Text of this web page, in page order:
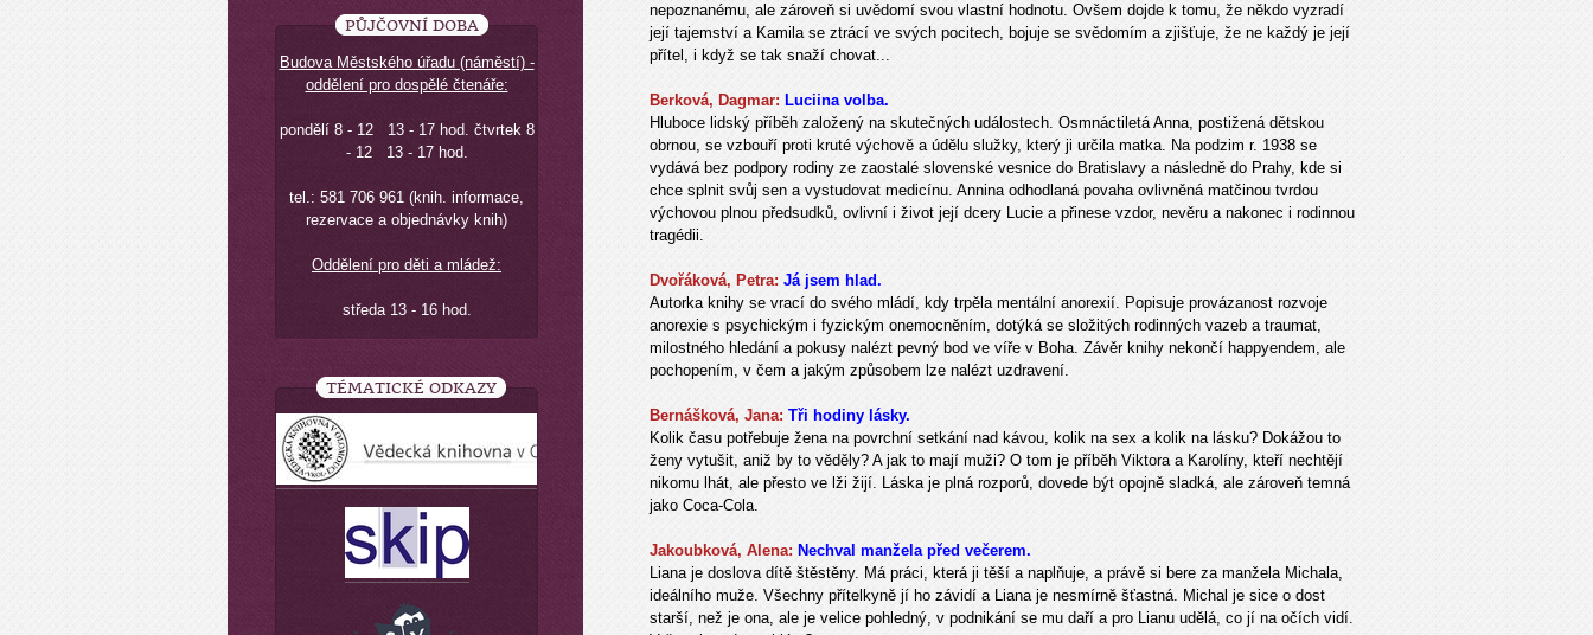
nepoznanému, ale zároveň si uvědomí svou vlastní hodnotu. Ovšem dojde k tomu, že někdo vyzradí
její tajemství a Kamila se ztrácí ve svých pocitech, bojuje se svědomím a zjišťuje, že ne každý je její
přítel, i když se tak snaží chovat...
Berková, Dagmar: Luciina volba.
Hluboce lidský příběh založený na skutečných událostech. Osmnáctiletá Anna, postižená dětskou
obrnou, se vzbouří proti kruté výchově a údělu služky, který ji určila matka. Na podzim r. 1938 se
vydává bez podpory rodiny ze zaostalé slovenské vesnice do Bratislavy a následně do Prahy, kde si
chce splnit svůj sen a vystudovat medicínu. Annina odhodlaná povaha ovlivněná matčinou tvrdou
výchovou plnou předsudků, ovlivní i život její dcery Lucie a přinese vzdor, nevěru a nakonec i rodinnou
tragédii.
Dvořáková, Petra: Já jsem hlad.
Autorka knihy se vrací do svého mládí, kdy trpěla mentální anorexií. Popisuje provázanost rozvoje
anorexie s psychickým i fyzickým onemocněním, dotýká se složitých rodinných vazeb a traumat,
milostného hledání a pokusy nalézt pevný bod ve víře v Boha. Závěr knihy nekončí happyendem, ale
pochopením, v čem a jakým způsobem lze nalézt uzdravení.
Bernášková, Jana: Tři hodiny lásky.
Kolik času potřebuje žena na povrchní setkání nad kávou, kolik na sex a kolik na lásku? Dokážou to
ženy vytušit, aniž by to věděly? A jak to mají muži? O tom je příběh Viktora a Karolíny, kteří nechtějí
nikomu lhát, ale přesto ve lži žijí. Láska je plná rozporů, dovede být opojně sladká, ale zároveň temná
jako Coca-Cola.
Jakoubková, Alena: Nechval manžela před večerem.
Liana je doslova dítě štěstěny. Má práci, která ji těší a naplňuje, a právě si bere za manžela Michala,
ideálního muže. Všechny přítelkyně jí ho závidí a Liana je nesmírně šťastná. Michal je sice o dost
starší, než je ona, ale je velice pohledný, v podnikání se mu daří a pro Lianu udělá, co jí na očích vidí.
PŮJČOVNÍ DOBA
Budova Městského úřadu (náměstí) -
oddělení pro dospělé čtenáře:
pondělí 8 - 12 13 - 17 hod. čtvrtek 8
- 12 13 - 17 hod.
tel.: 581 706 961 (knih. informace,
rezervace a objednávky knih)
Oddělení pro děti a mládež:
středa 13 - 16 hod.
TÉMATICKÉ ODKAZY